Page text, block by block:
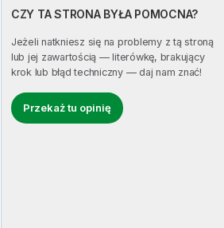
CZY TA STRONA BYŁA POMOCNA?
Jeżeli natkniesz się na problemy z tą stroną
lub jej zawartością — literówkę, brakujący
krok lub błąd techniczny — daj nam znać!
Przekaż tu opinię